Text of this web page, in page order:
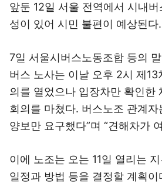
앞둔 12일 서울 전역에서 시내
성이 있어 시민 불편이 예상된다.
7일 서울시버스노동조합 등의
버스 노사는 이날 오후 2시 제13
의를 열었으나 입장차만 확인한
회의를 마쳤다. 버스노조 관계자
양보만 요구했다”며 “견해차가
이에 노조는 오는 11일 열리는
일정과 방법 등을 결정할 계획